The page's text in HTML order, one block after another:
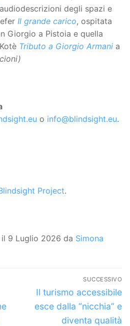
degli spazi e
Il grande carico, ospitata
Giorgio a Pistoia e quella
Tributo a Giorgio Armani a
o info@blindsight.eu.
Project.
9 Luglio 2026 da Simona
SUCCESSIVO
Articolo
successivo:
Il turismo accessibile
esce dalla “nicchia” e
diventa qualità